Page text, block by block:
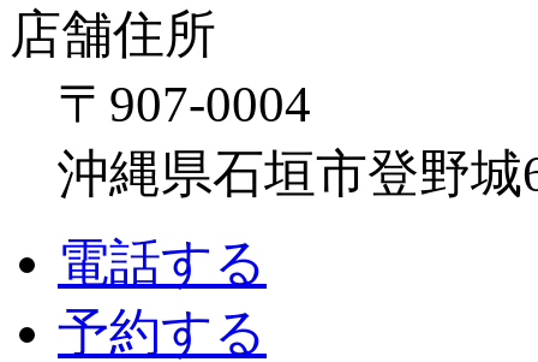
店舗住所
〒907-0004
沖縄県石垣市登野城
電話する
予約する